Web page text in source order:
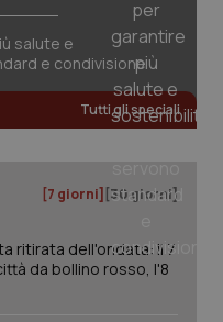
salute e
e condivisione
Tutti gli speciali
[7 giorni] [30 giorni]
ritirata dell'ondata: il 7
da bollino rosso, l'8